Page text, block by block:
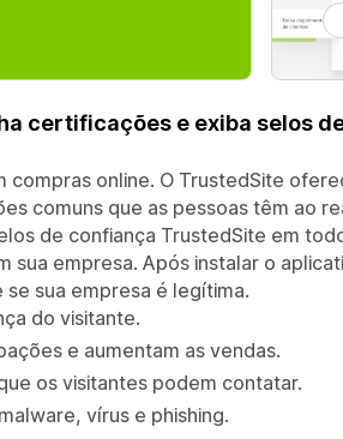
certificações e exiba selos
online. O TrustedSite
comuns que as pessoas têm ao
de confiança TrustedSite em
sua empresa. Após instalar o
sua empresa é legítima.
do visitante.
e aumentam as vendas.
os visitantes podem contatar.
vírus e phishing.